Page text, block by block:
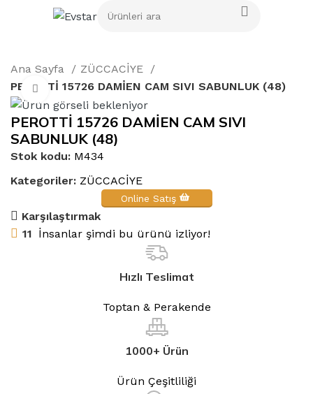
Ana Sayfa
ZÜCCACİYE
PEROTTİ 15726 DAMİEN CAM SIVI SABUNLUK (48)
Büyütmek için tıklayın
PEROTTİ 15726 DAMİEN CAM SIVI
SABUNLUK (48)
Stok kodu: M434
Kategoriler: ZÜCCACİYE
Online Satış
Karşılaştırmak
11 İnsanlar şimdi bu ürünü izliyor!
Hızlı Teslimat
Toptan & Perakende
1000+ Ürün
Ürün Çeşitliliği